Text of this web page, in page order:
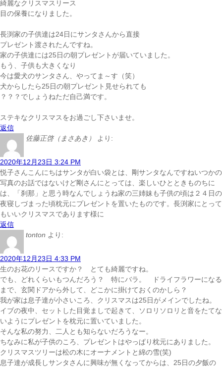
綺麗なクリスマスリース
目の保養になりました。
長渕家の子供達は24日にサンタさんから直接
プレゼント渡されたんですね。
家の子供達には25日の朝プレゼントが届いていました。
もう、子供も大きくなり
今は愛犬のサンタさん、やってま～す（笑）
犬からしたら25日の朝プレゼント見せられても
？？？でしょうねただ自己満です。
ステキなクリスマスをお過ごし下さいませ。
返信
佐藤正啓（まさあき）
より:
2020年12月23日 3:24 PM
悦子さんこんにちはサンタが白い袋とは、剛サンタなんですねいつかの
写真のお話ではないけど剛さんにとっては、楽しいひとときものちに
は、「刹那」と思う時なんでしょうね家の三姉妹も子供の頃は２４日の
夜寝しづまった頃枕元にプレゼントを置いたものです。長渕家にとって
もいいクリスマスであります様に
返信
tonton より:
2020年12月23日 4:33 PM
生のお花のリースですか？ とても綺麗ですね。
でも、どれくらいもつんだろう？ 特にバラ。 ドライフラワーになる
まで、玄関ドアから外して、どこかに掛けておくのかしら？
我が家は息子達が小さいころ、クリスマスは25日がメインでしたね。
イブの夜中、セットした目覚ましで起きて、ソロリソロリと音をたてな
いようにプレゼントを枕元に置いていました。
そんな私の努力、二人とも知らないだろうなー。
ちなみに私が子供のころ、プレゼントはやっぱり枕元にありました。
クリスマスツリーは松の木にオーナメントと綿の雪(笑)
息子達が成長しサンタさんに興味が無くなってからは、25日の夕飯の